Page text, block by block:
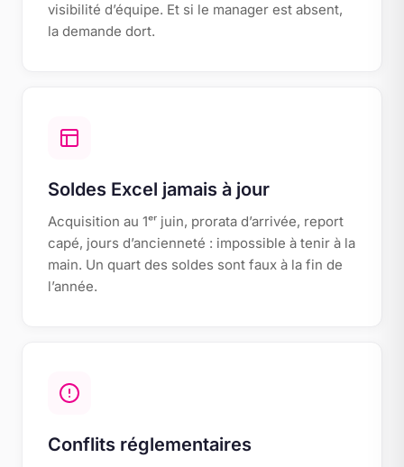
visibilité d’équipe. Et si le manager est absent,
la demande dort.
Soldes Excel jamais à jour
Acquisition au 1ᵉʳ juin, prorata d’arrivée, report
capé, jours d’ancienneté : impossible à tenir à la
main. Un quart des soldes sont faux à la fin de
l’année.
Conflits réglementaires